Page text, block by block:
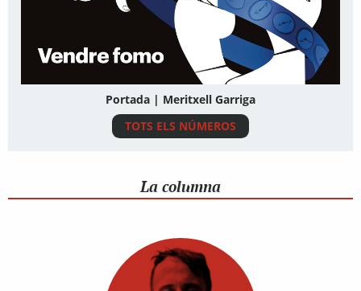
Portada | Meritxell Garriga
TOTS ELS NÚMEROS
La columna